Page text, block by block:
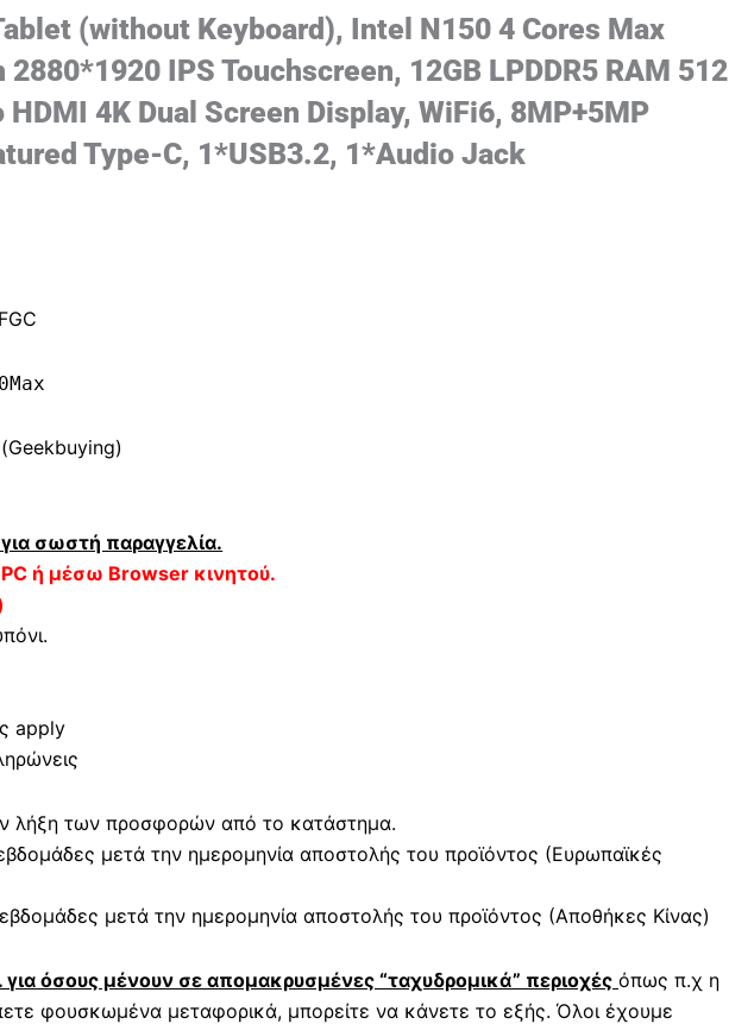
(without Keyboard), Intel N150 4 Cores Max
IPS Touchscreen, 12GB LPDDR5 RAM 512
HDMI 4K Dual Screen Display, WiFi6, 8MP+5MP
Type-C, 1*USB3.2, 1*Audio Jack
σωστή παραγγελία.
ή μέσω Browser κινητού.
apply
λήξη των προσφορών από το κατάστημα.
μετά την ημερομηνία αποστολής του προϊόντος (Ευρωπαϊκές
μετά την ημερομηνία αποστολής του προϊόντος (Αποθήκες Κίνας)
όσους μένουν σε απομακρυσμένες “ταχυδρομικά” περιοχές όπως π.χ η
φουσκωμένα μεταφορικά, μπορείτε να κάνετε το εξής. Όλοι έχουμε